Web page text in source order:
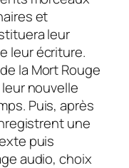
et
leur
leur écriture.
la Mort Rouge
nouvelle
Puis, après
une
puis
audio, choix